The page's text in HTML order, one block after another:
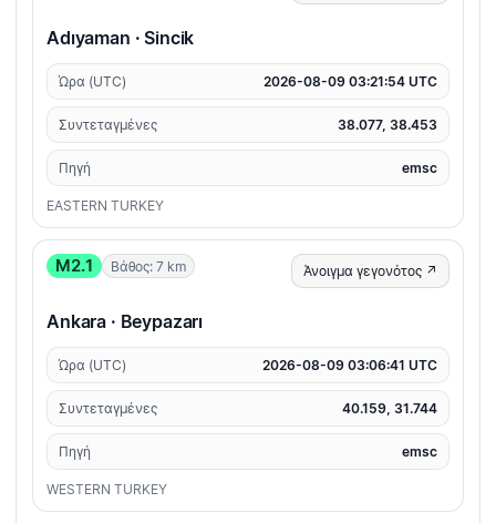
Adıyaman · Sincik
Ώρα (UTC) 2026-08-09 03:21:54 UTC
Συντεταγμένες 38.077, 38.453
Πηγή emsc
EASTERN TURKEY
M2.1 Βάθος: 7 km Άνοιγμα γεγονότος ↗
Ankara · Beypazarı
Ώρα (UTC) 2026-08-09 03:06:41 UTC
Συντεταγμένες 40.159, 31.744
Πηγή emsc
WESTERN TURKEY